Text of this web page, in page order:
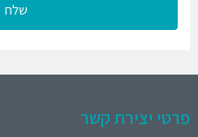
שלח
פרטי יצירת קשר